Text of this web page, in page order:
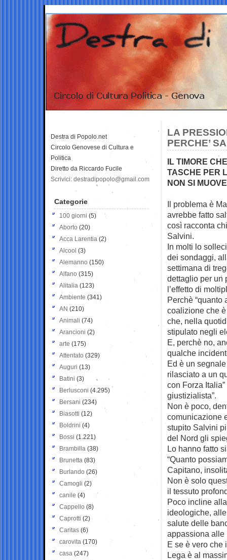
LA
PERCHE’
IL TIMORE
TASCHE PER
NON SI
Il problema è
avrebbe fatto
così racconta
Salvini.
In molti lo
dei sondaggi,
settimana di
dettaglio per un
l’effetto di
Perchè “quanto
coalizione che
che, nella
stipulato negli
E, perchè no,
qualche
Ed è un
rilasciato a un
con Forza
giustizialista”.
Non è poco,
comunicazione
stupito Salvini
del Nord gli
Lo hanno fatto
“Quanto
Capitano,
Non è solo
il tessuto
Poco incline
ideologiche,
salute delle
appassiona alle
E se è vero che
Lega è al
Destra di Popolo.net
Circolo Genovese di Cultura e
Politica
Diretto da Riccardo Fucile
Scrivici: destradipopolo@gmail.com
Categorie
100 giorni (5)
Aborto (20)
Acca Larentia (2)
Alcool (3)
Alemanno (150)
Alfano (315)
Alitalia (123)
Ambiente (341)
AN (210)
Animali (74)
Arancioni (2)
arte (175)
Attentato (329)
Auguri (13)
Batini (3)
Berlusconi (4.295)
Bersani (234)
Biasotti (12)
Boldrini (4)
Bossi (1.221)
Brambilla (38)
Brunetta (83)
Burlando (26)
Camogli (2)
canile (4)
Cappello (8)
Caprotti (2)
Caritas (6)
carovita (170)
casa (247)